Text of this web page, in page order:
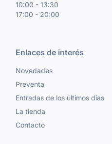
10:00 - 13:30
17:00 - 20:00
Enlaces de interés
Novedades
Preventa
Entradas de los últimos días
La tienda
Contacto